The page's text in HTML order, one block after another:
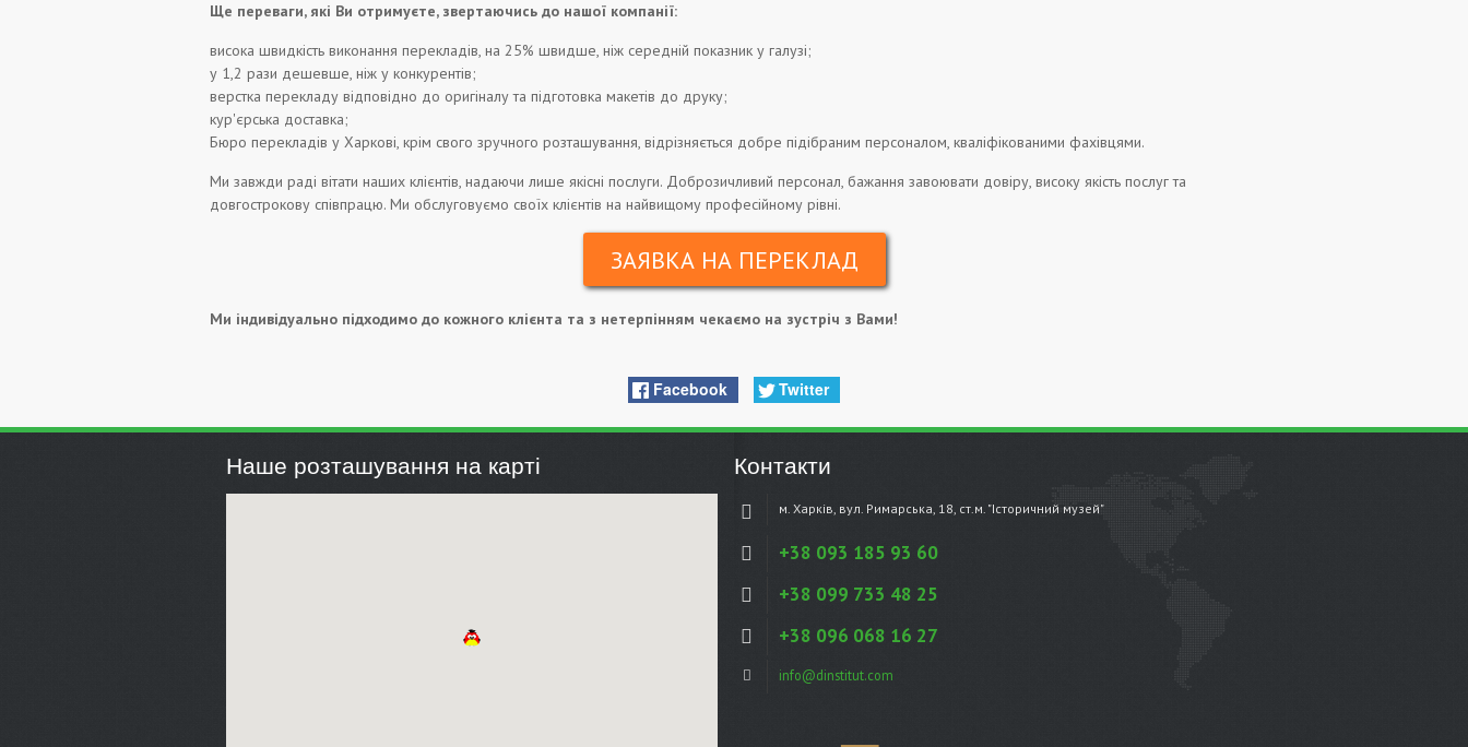
Ще переваги, які Ви отримуєте, звертаючись до нашої компанії:
висока швидкість виконання перекладів, на 25% швидше, ніж середній показник у галузі;
у 1,2 рази дешевше, ніж у конкурентів;
верстка перекладу відповідно до оригіналу та підготовка макетів до друку;
кур'єрська доставка;
Бюро перекладів у Харкові, крім свого зручного розташування, відрізняється добре підібраним персоналом, кваліфікованими фахівцями.
Ми завжди раді вітати наших клієнтів, надаючи лише якісні послуги. Доброзичливий персонал, бажання завоювати довіру, високу якість послуг та
довгострокову співпрацю. Ми обслуговуємо своїх клієнтів на найвищому професійному рівні.
ЗАЯВКА НА ПЕРЕКЛАД
Ми індивідуально підходимо до кожного клієнта та з нетерпінням чекаємо на зустріч з Вами!
Facebook Twitter
Наше розташування на карті Контакти
м. Харків, вул. Римарська, 18, ст.м. "Історичний музей"
+38 093 185 93 60
+38 099 733 48 25
+38 096 068 16 27
info@dinstitut.com